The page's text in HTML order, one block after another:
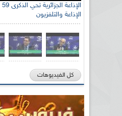
الإذاعة والتلفزيون
كل الفيديوهات